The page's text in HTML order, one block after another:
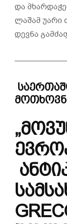
და
ლაშამ უარი
დევნა